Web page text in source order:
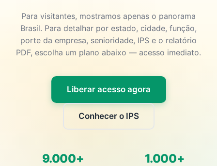
Para visitantes, mostramos apenas o panorama
Brasil. Para detalhar por estado, cidade, função,
porte da empresa, senioridade, IPS e o relatório
PDF, escolha um plano abaixo — acesso imediato.
Liberar acesso agora
Conhecer o IPS
9.000+ 1.000+